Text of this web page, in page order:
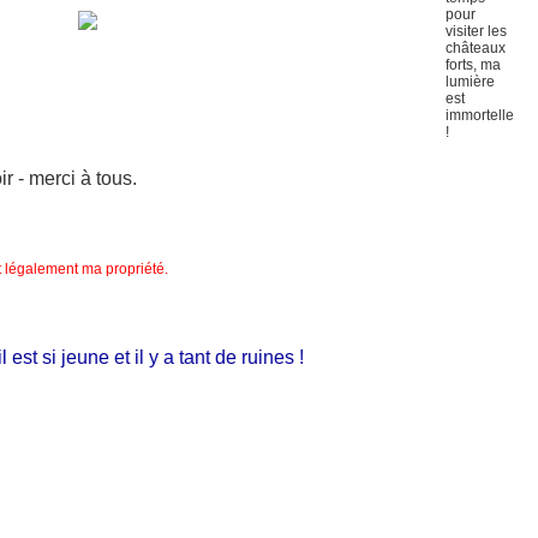
- merci à tous.
légalement ma propriété.
si jeune et il y a tant de ruines !